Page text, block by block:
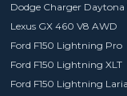
Dodge Charger Daytona
Lexus GX 460 V8 AWD
Ford F150 Lightning Pro
Ford F150 Lightning XLT
Ford F150 Lightning